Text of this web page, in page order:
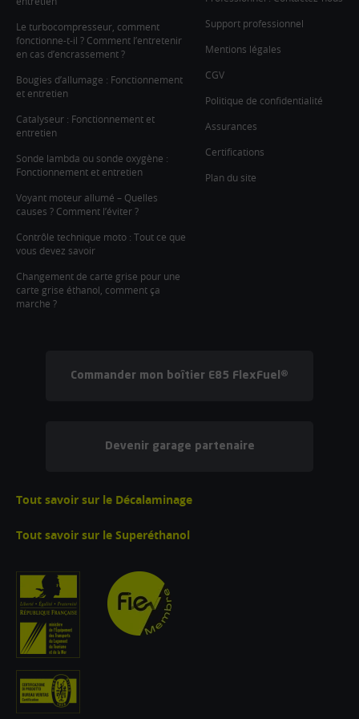
Le turbocompresseur, comment
fonctionne-t-il ? Comment l’entretenir
en cas d’encrassement ?
Bougies d’allumage : Fonctionnement
et entretien
Catalyseur : Fonctionnement et
entretien
Sonde lambda ou sonde oxygène :
Fonctionnement et entretien
Voyant moteur allumé – Quelles
causes ? Comment l’éviter ?
Contrôle technique moto : Tout ce que
vous devez savoir
Changement de carte grise pour une
carte grise éthanol, comment ça
marche ?
Support professionnel
Mentions légales
CGV
Politique de confidentialité
Assurances
Certifications
Plan du site
Commander mon boîtier E85 FlexFuel®
Devenir garage partenaire
Tout savoir sur le Décalaminage
Tout savoir sur le Superéthanol